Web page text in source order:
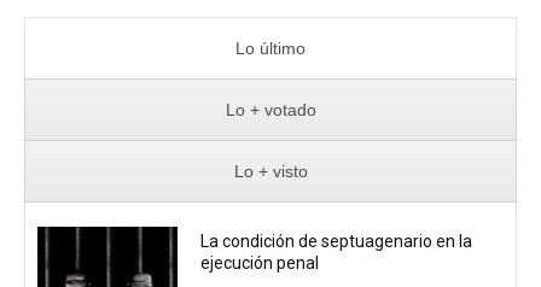
Lo último
Lo + votado
Lo + visto
La condición de septuagenario en la
ejecución penal